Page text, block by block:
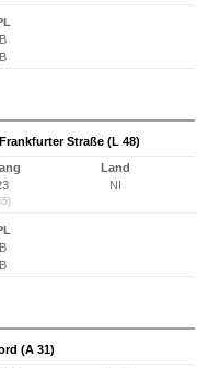
Straße (L 48)
Land
NI
(A 31)